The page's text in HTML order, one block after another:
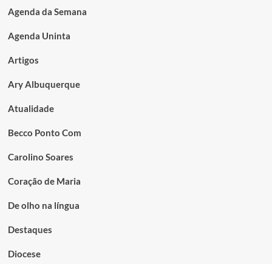
Agenda da Semana
Agenda Uninta
Artigos
Ary Albuquerque
Atualidade
Becco Ponto Com
Carolino Soares
Coração de Maria
De olho na língua
Destaques
Diocese